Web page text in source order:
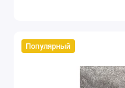
Популярный